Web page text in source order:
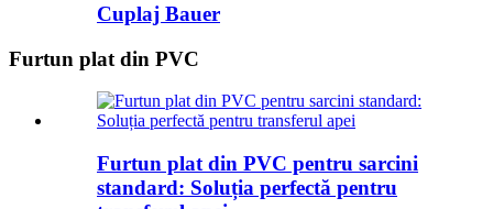
Cuplaj Bauer
Furtun plat din PVC
Furtun plat din PVC pentru sarcini
standard: Soluția perfectă pentru